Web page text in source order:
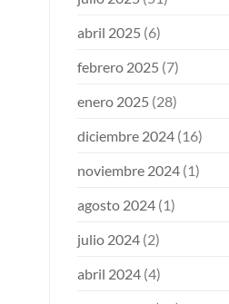
abril 2025 (6)
febrero 2025 (7)
enero 2025 (28)
diciembre 2024(16)
noviembre 2024(1)
agosto 2024(1)
julio 2024(2)
abril 2024(4)